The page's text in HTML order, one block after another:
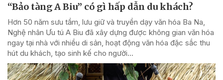
“Bảo tàng A Biu” có gì hấp dẫn du khách?
Hơn 50 năm sưu tầm, lưu giữ và truyền dạy văn hóa Ba Na,
Nghệ nhân Ưu tú A Biu đã xây dựng được không gian văn hóa
ngay tại nhà với nhiều di sản, hoạt động văn hóa đặc sắc thu
hút du khách, tạo sinh kế cho người...